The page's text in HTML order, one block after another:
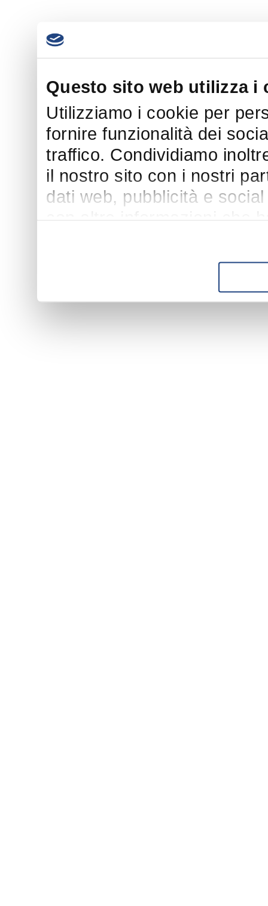
Questo sito web utilizza i
Utilizziamo i cookie per
fornire funzionalità dei
traffico. Condividiamo
il nostro sito con i nostri
dati web, pubblicità e